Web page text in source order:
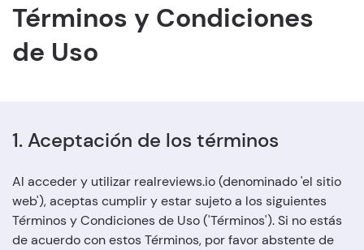
Términos y Condiciones
de Uso
1. Aceptación de los términos
Al acceder y utilizar realreviews.io (denominado 'el sitio
web'), aceptas cumplir y estar sujeto a los siguientes
Términos y Condiciones de Uso ('Términos'). Si no estás
de acuerdo con estos Términos, por favor abstente de